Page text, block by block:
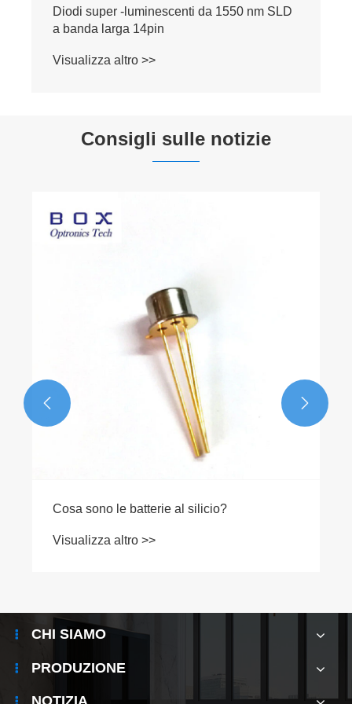
Diodi super -luminescenti da 1550 nm SLD
a banda larga 14pin
Visualizza altro >>
Consigli sulle notizie
Cosa sono le batterie al silicio?
Visualizza altro >>
 
CHI SIAMO
PRODUZIONE